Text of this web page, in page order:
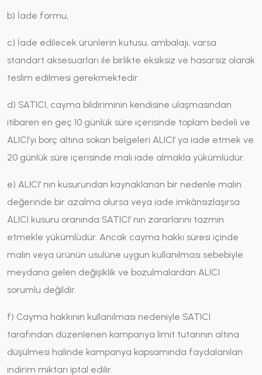
b) İade formu,
c) İade edilecek ürünlerin kutusu, ambalajı, varsa
standart aksesuarları ile birlikte eksiksiz ve hasarsız olarak
teslim edilmesi gerekmektedir.
d) SATICI, cayma bildiriminin kendisine ulaşmasından
itibaren en geç 10 günlük süre içerisinde toplam bedeli ve
ALICI’yı borç altına sokan belgeleri ALICI’ ya iade etmek ve
20 günlük süre içerisinde malı iade almakla yükümlüdür.
e) ALICI’ nın kusurundan kaynaklanan bir nedenle malın
değerinde bir azalma olursa veya iade imkânsızlaşırsa
ALICI kusuru oranında SATICI’ nın zararlarını tazmin
etmekle yükümlüdür. Ancak cayma hakkı süresi içinde
malın veya ürünün usulüne uygun kullanılması sebebiyle
meydana gelen değişiklik ve bozulmalardan ALICI
sorumlu değildir.
f) Cayma hakkının kullanılması nedeniyle SATICI
tarafından düzenlenen kampanya limit tutarının altına
düşülmesi halinde kampanya kapsamında faydalanılan
indirim miktarı iptal edilir.